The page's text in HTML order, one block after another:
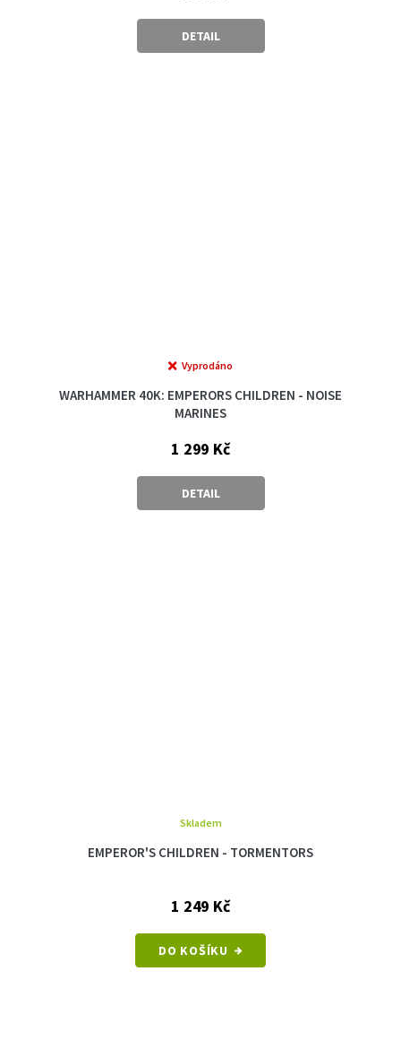
DETAIL
WARHAMMER 40K: EMPERORS CHILDREN - NOISE
MARINES
Vyprodáno
1 299 Kč
DETAIL
EMPEROR'S CHILDREN - TORMENTORS
Skladem
1 249 Kč
DO KOŠÍKU